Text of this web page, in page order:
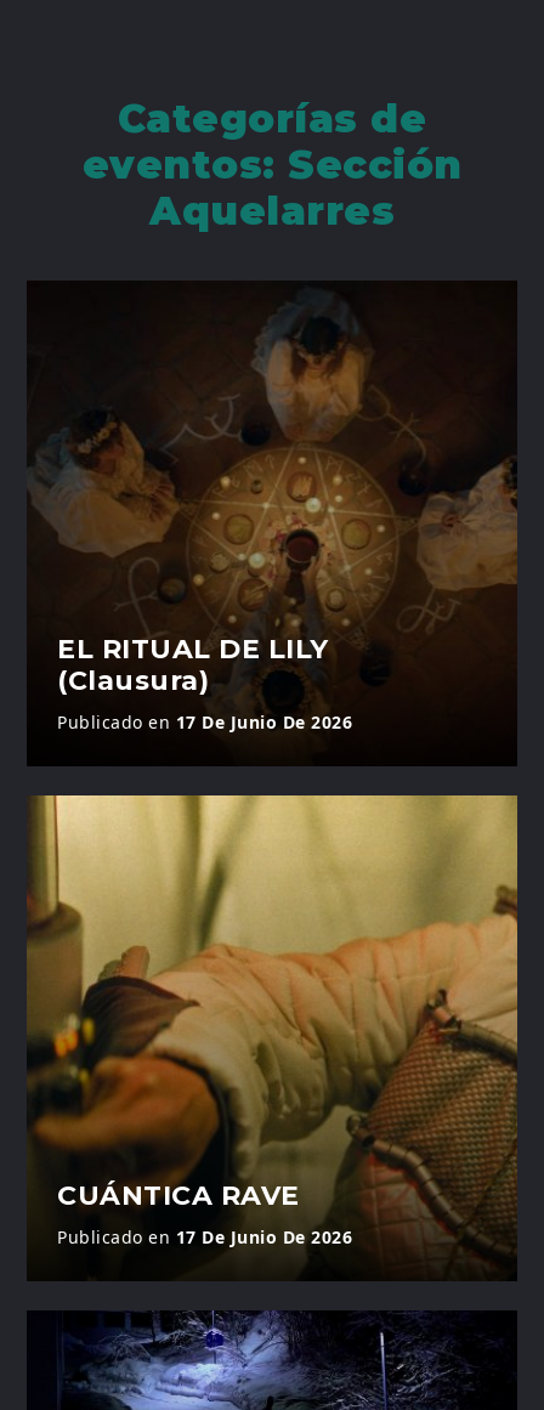
Categorías de
eventos: Sección
Aquelarres
EL RITUAL DE LILY
(Clausura)
Publicado en 17 De Junio De 2026
CUÁNTICA RAVE
Publicado en 17 De Junio De 2026